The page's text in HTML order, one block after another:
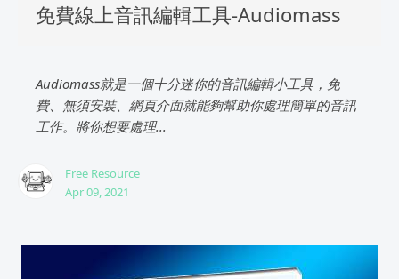
免費線上音訊編輯工具-Audiomass
Audiomass就是一個十分迷你的音訊編輯小工具，免
費、無須安裝、網頁介面就能夠幫助你處理簡單的音訊
工作。將你想要處理...
Free Resource
Apr 09, 2021